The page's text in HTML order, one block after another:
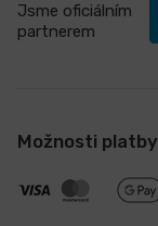
Jsme oficiálním
partnerem
Možnosti platby